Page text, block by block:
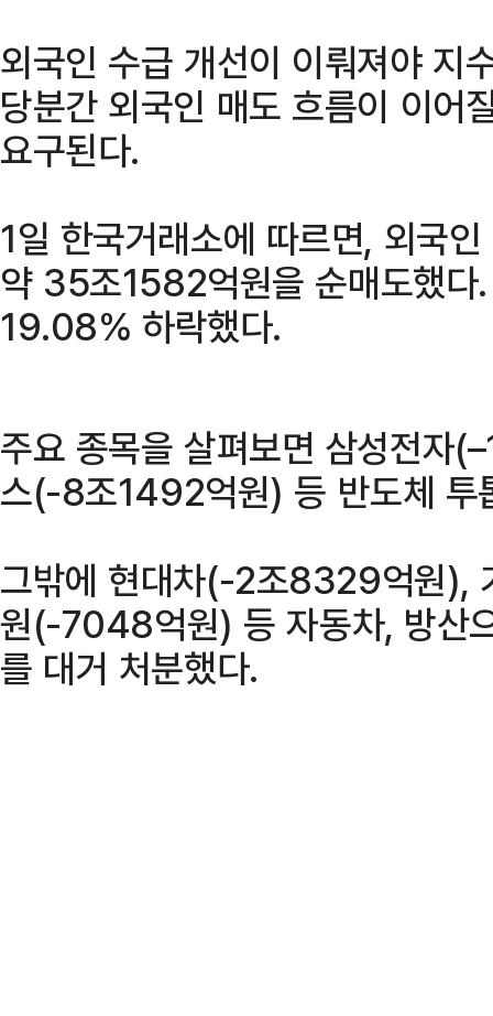
외국인 수급 개선이 이뤄져야 지
당분간 외국인 매도 흐름이 이어
요구된다.
1일 한국거래소에 따르면, 외국
약 35조1582억원을 순매도했다
19.08% 하락했다.
주요 종목을 살펴보면 삼성전자
스(-8조1492억원) 등 반도체 투
그밖에 현대차(-2조8329억원),
원(-7048억원) 등 자동차, 방산
를 대거 처분했다.